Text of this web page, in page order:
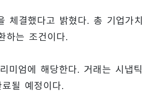
체결했다고 밝혔다. 총 기업가치
하는 조건이다.
엄에 해당한다. 거래는 시냅틱
될 예정이다.